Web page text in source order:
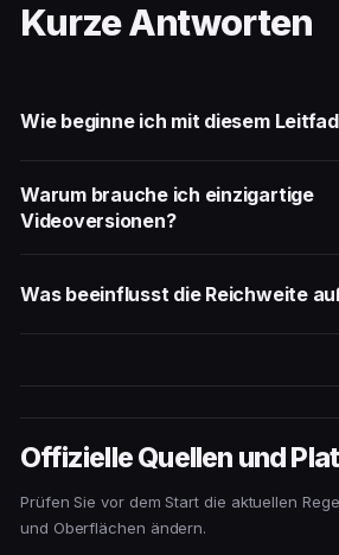
Kurze Antworten
Wie beginne ich mit diesem
Warum brauche ich einzigartige
Videoversionen?
Was beeinflusst die Reichweite
Offizielle Quellen und
Prüfen Sie vor dem Start die aktuellen
und Oberflächen ändern.